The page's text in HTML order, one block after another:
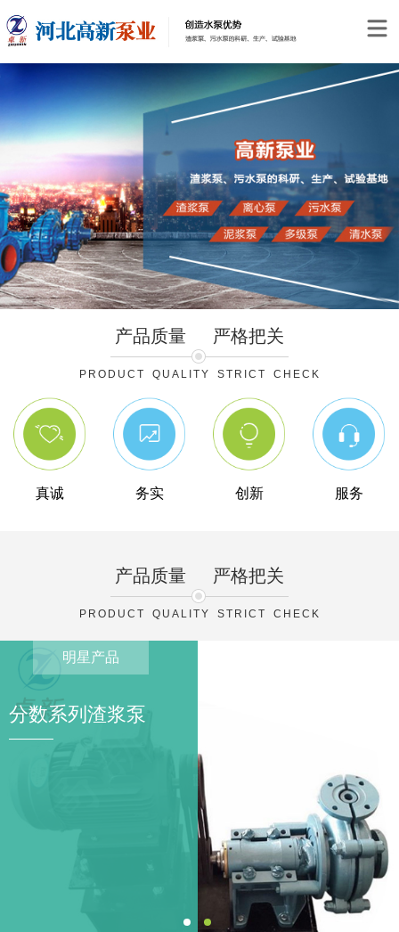
产品质量 严格把关
PRODUCT QUALITY STRICT CHECK
真诚 务实 创新 服务
产品质量 严格把关
PRODUCT QUALITY STRICT CHECK
明星产品
分数系列渣浆泵